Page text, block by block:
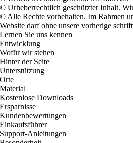
© Urheberrechtlich geschützter Inhalt.
© Alle Rechte vorbehalten. Im Rahmen
Website darf ohne unsere vorherige
Lernen Sie uns kennen
Entwicklung
Wofür wir stehen
Hinter der Seite
Unterstützung
Orte
Material
Kostenlose Downloads
Ersparnisse
Kundenbewertungen
Einkaufsführer
Support-Anleitungen